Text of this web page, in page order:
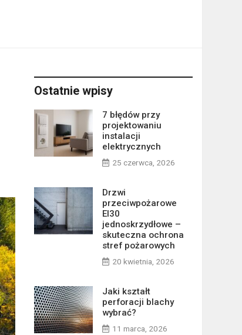
Ostatnie wpisy
7 błędów przy
projektowaniu
instalacji
elektrycznych
25 czerwca, 2026
Drzwi
przeciwpożarowe
EI30
jednoskrzydłowe –
skuteczna ochrona
stref pożarowych
20 kwietnia, 2026
Jaki kształt
perforacji blachy
wybrać?
11 marca, 2026